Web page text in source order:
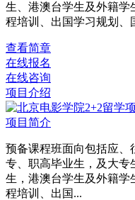
生、港澳台学生及外籍学
程培训、出国学习规划、
查看简章
在线报名
在线咨询
项目介绍
项目简介
预备课程班面向包括应、
专、职高毕业生，及大专
生，港澳台学生及外籍学
程培训、出国...